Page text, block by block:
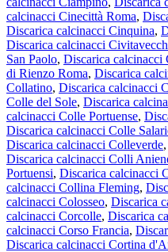
calcinacci Cinecittà Roma,
Discarica calcinacci Cinquina,
Discarica calcinacci
San Paolo, Discarica calcinacci
di Rienzo Roma, Discarica
Collatino, Discarica calcinacci
Colle del Sole, Discarica
calcinacci Colle Portuense,
Discarica calcinacci Colle
Discarica calcinacci Colleverde,
Discarica calcinacci Colli
Portuensi, Discarica calcinacci
calcinacci Collina Fleming,
calcinacci Colosseo, Discarica
calcinacci Corcolle, Discarica
calcinacci Corso Francia,
Discarica calcinacci Cortina